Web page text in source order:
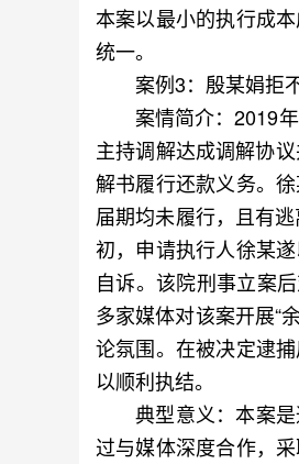
本案以最小的执行成
统一。
案例3：殷某娟拒不
案情简介：2019年
主持调解达成调解协
解书履行还款义务。
届期均未履行，且有
初，申请执行人徐某
自诉。该院刑事立案
多家媒体对该案开展“
论氛围。在被决定逮
以顺利执结。
典型意义：本案是
过与媒体深度合作，